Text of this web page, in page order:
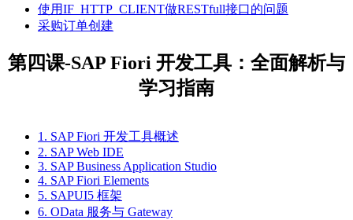
使用IF_HTTP_CLIENT做RESTfull接口的问题
采购订单创建
第四课-SAP Fiori 开发工具：全面解析与
学习指南
1. SAP Fiori 开发工具概述
2. SAP Web IDE
3. SAP Business Application Studio
4. SAP Fiori Elements
5. SAPUI5 框架
6. OData 服务与 Gateway